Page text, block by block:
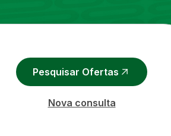
Pesquisar Ofertas
Nova consulta